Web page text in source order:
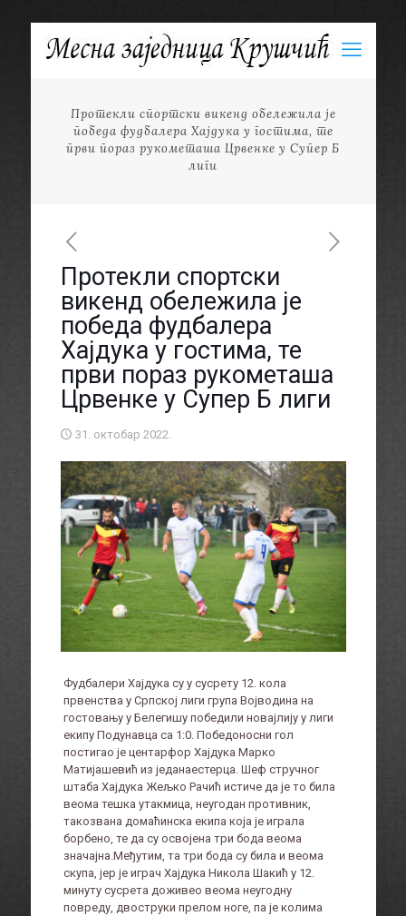
Протекли спортски викенд обележила је
победа фудбалера Хајдука у гостима, те
први пораз рукометаша Црвенке у Супер Б
лиги
Протекли спортски
викенд обележила је
победа фудбалера
Хајдука у гостима, те
први пораз рукометаша
Црвенке у Супер Б лиги
31. октобар 2022.
Фудбалери Хајдука су у сусрету 12. кола
првенства у Српској лиги група Војводина на
гостовању у Белегишу победили новајлију у лиги
екипу Подунавца са 1:0. Победоносни гол
постигао је центарфор Хајдука Марко
Матијашевић из једанаестерца. Шеф стручног
штаба Хајдука Жељко Рачић истиче да је то била
веома тешка утакмица, неугодан противник,
такозвана домаћинска екипа која је играла
борбено, те да су освојена три бода веома
значајна.Међутим, та три бода су била и веома
скупа, јер је играч Хајдука Никола Шакић у 12.
минуту сусрета доживео веома неугодну
повреду, двоструки прелом ноге, па је колима